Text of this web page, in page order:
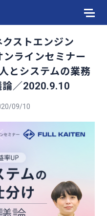
クストエンジン
ラインセミナー
とシステムの業務
／2020.9.10
09/10